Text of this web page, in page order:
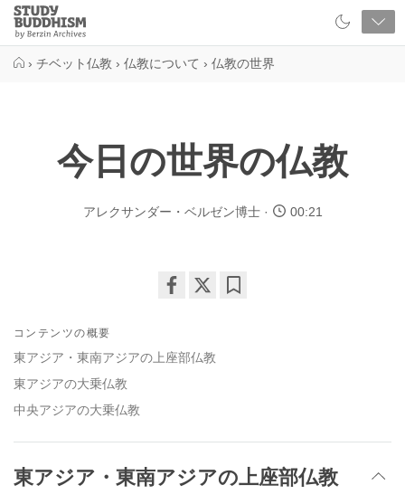
Close
Study
Buddhism
› チベット仏教 › 仏教について › 仏教の世界
今日の世界の仏教
アレクサンダー・ベルゼン博士 00:21
facebook
コンテンツの概要
東アジア・東南アジアの上座部仏教
東アジアの大乗仏教
中央アジアの大乗仏教
東アジア・東南アジアの上座部仏教